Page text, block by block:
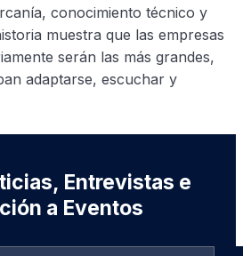
conocimiento técnico y
muestra que las empresas
serán las más grandes,
adaptarse, escuchar y
Entrevistas e
a Eventos